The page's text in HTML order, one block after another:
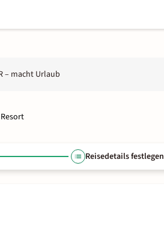
– macht Urlaub
Reisedetails festlegen